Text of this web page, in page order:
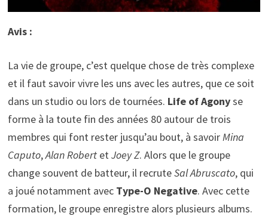
Avis :
La vie de groupe, c’est quelque chose de très complexe
et il faut savoir vivre les uns avec les autres, que ce soit
dans un studio ou lors de tournées. Life of Agonyse
forme à la toute fin des années 80 autour de trois
membres qui font rester jusqu’au bout, à savoirMina
Caputo,Alan RobertetJoey Z. Alors que le groupe
change souvent de batteur, il recruteSal Abruscato, qui
a joué notamment avec Type-O Negative. Avec cette
formation, le groupe enregistre alors plusieurs albums.